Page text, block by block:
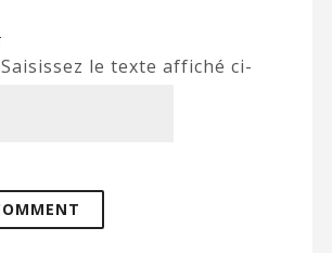
Saisissez le texte affiché ci-